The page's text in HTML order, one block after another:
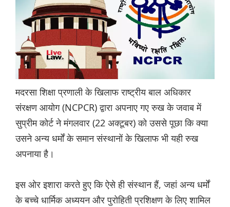
मदरसा शिक्षा प्रणाली के खिलाफ राष्ट्रीय बाल अधिकार
संरक्षण आयोग (NCPCR) द्वारा अपनाए गए रुख के जवाब में
सुप्रीम कोर्ट ने मंगलवार (22 अक्टूबर) को उससे पूछा कि क्या
उसने अन्य धर्मों के समान संस्थानों के खिलाफ भी यही रुख
अपनाया है।
इस ओर इशारा करते हुए कि ऐसे ही संस्थान हैं, जहां अन्य धर्मों
के बच्चे धार्मिक अध्ययन और पुरोहिती प्रशिक्षण के लिए शामिल